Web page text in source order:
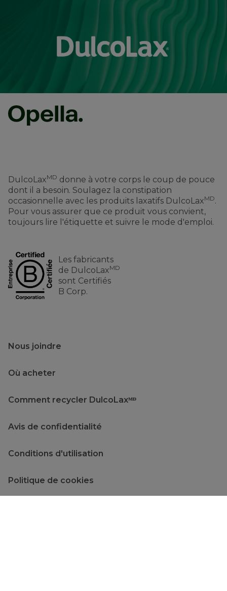
DulcoLaxMD donne à votre corps le coup de pouce
dont il a besoin. Soulagez la constipation
occasionnelle avec les produits laxatifs DulcoLaxMD.
Pour vous assurer que ce produit vous convient,
toujours lire l'étiquette et suivre le mode d'emploi.
Les fabricants
de DulcoLaxMD
sont Certifiés
B Corp.
Nous joindre
Où acheter
Comment recycler DulcoLaxᴹᴰ
Avis de confidentialité
Conditions d'utilisation
Politique de cookies